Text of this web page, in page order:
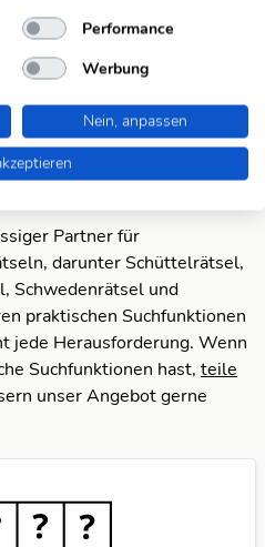
ausdauernd
(10)
ausdauernd
(10)
Partner für
darunter Schüttelrätsel,
Schwedenrätsel und
praktischen Suchfunktionen
jede Herausforderung. Wenn
Suchfunktionen hast, teile
unser Angebot gerne
Performance
Werbung
Nein, anpassen